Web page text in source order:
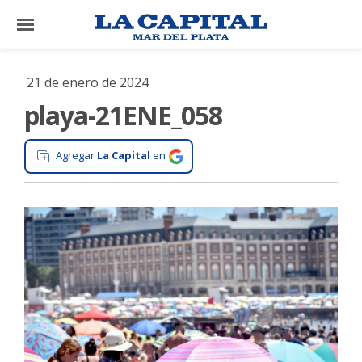
×
El
País
El
Mundo
La
Zona
Cultura
Tecnología
Gastronomía
Salud
21 de enero de 2024
playa-21ENE_058
Agregar La Capital en